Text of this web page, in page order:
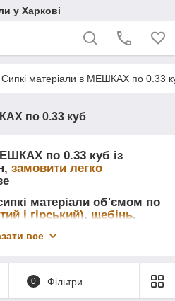
у Харкові
Сипкі матеріали в МЕШКАХ по 0.33
по 0.33 куб
по 0.33 куб із
замовити легко
матеріали об'ємом по
і гірський), щебінь,
профелями
все
0 Фільтри